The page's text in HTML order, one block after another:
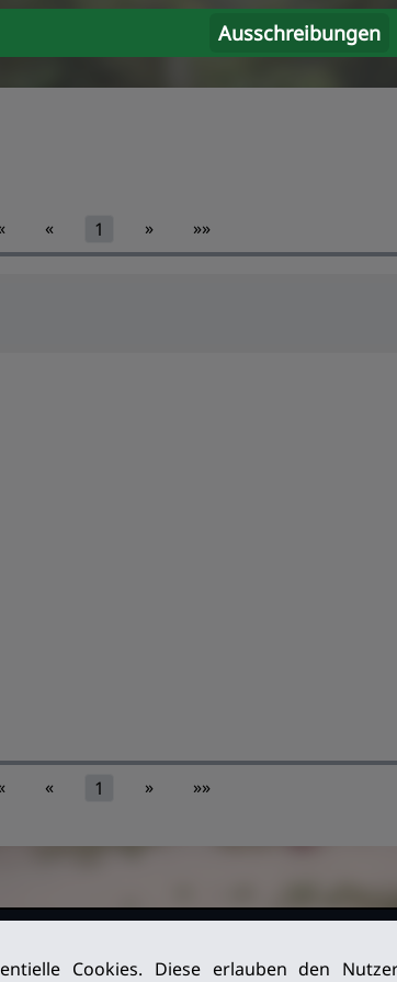
Ausschreibungen
« 1 » »»
« 1 » »»
Cookies. Diese erlauben den